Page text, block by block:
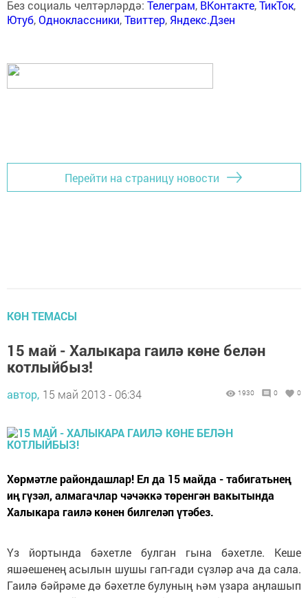
Без социаль челтәрләрдә: Телеграм, ВКонтакте,ТикТок,
Ютуб,Одноклассники,Твиттер, Яндекс.Дзен
Перейти на страницу новости
КӨН ТЕМАСЫ
15 май - Халыкара гаилә көне белән
котлыйбыз!
автор, 15 май 2013 - 06:34 1930 0 0
Хөрмәтле райондашлар! Ел да 15 майда - табигатьнең
иң гүзәл, алмагачлар чәчәккә төренгән вакытында
Халыкара гаилә көнен билгеләп үтәбез.
Үз йортында бәхетле булган гына бәхетле. Кеше
яшәешенең асылын шушы гап-гади сүзләр ача да сала.
Гаилә бәйрәме дә бәхетле булуның һәм үзара аңлашып